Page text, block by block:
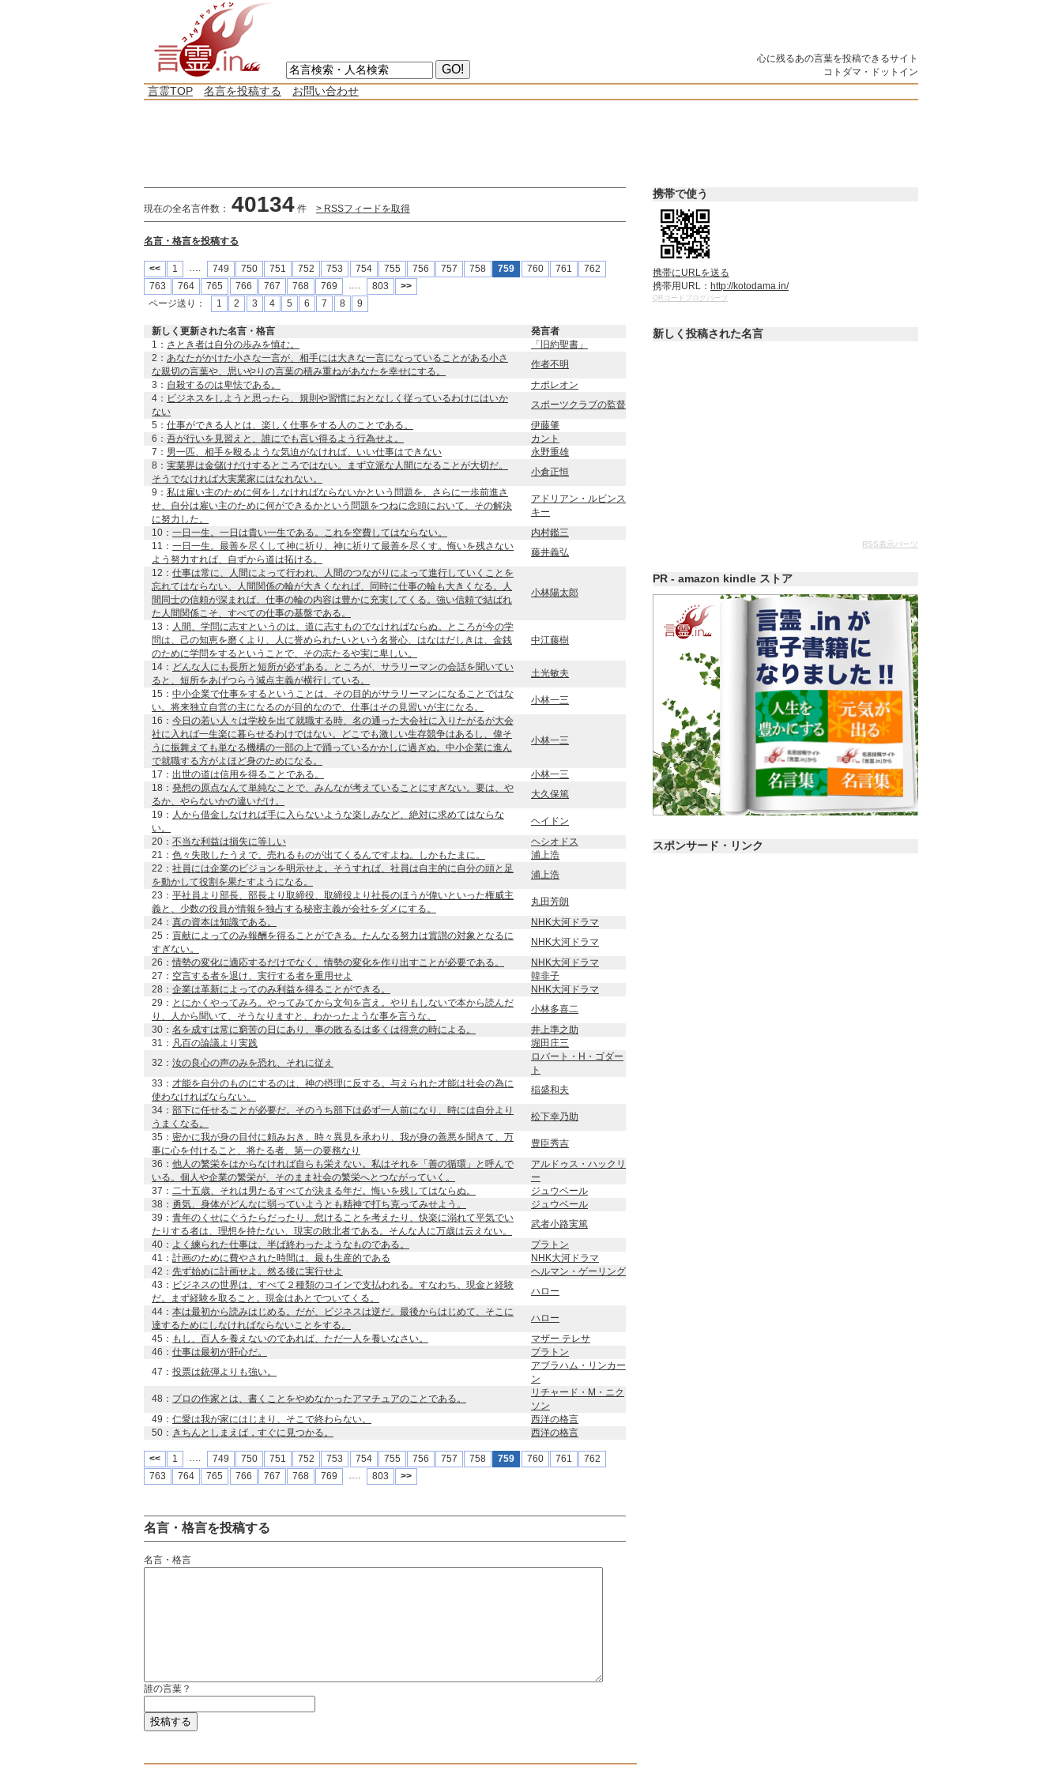
心に残るあの言葉を投稿できるサイト
コトダマ・ドットイン
言霊TOP 名言を投稿する お問い合わせ
現在の全名言件数： 40134 件 > RSSフィードを取得
名言・格言を投稿する
<< 1 …. 749 750 751 752 753 754 755 756 757 758 759 760 761
762
763
764 765 766 767 768 769 …. 803
>>
ページ送り：
1 2 3 4 5 6 7 8 9
新しく更新された名言・格言
発言者
1： さとき者は自分の歩みを慎む。
「旧約聖書」
2： あなたがかけた小さな一言が、相手には大きな一言になっていることがある小さ
な親切の言葉や、思いやりの言葉の積み重ねがあなたを幸せにする。
作者不明
3： 自殺するのは卑怯である。
ナポレオン
4： ビジネスをしようと思ったら、規則や習慣におとなしく従っているわけにはいか
ない
スポーツクラブの監督
5： 仕事ができる人とは、楽しく仕事をする人のことである。
伊藤肇
6： 吾が行いを見習えと、誰にでも言い得るよう行為せよ。
カント
7： 男一匹、相手を殴るような気迫がなければ、いい仕事はできない
永野重雄
8： 実業界は金儲けだけするところではない。まず立派な人間になることが大切だ。
そうでなければ大実業家にはなれない。
小倉正恒
9： 私は雇い主のために何をしなければならないかという問題を、さらに一歩前進さ
せ、自分は雇い主のために何ができるかという問題をつねに念頭において、その解決
に努力した。
アドリアン・ルビンス
キー
10： 一日一生。一日は貴い一生である。これを空費してはならない。
内村鑑三
11： 一日一生。最善を尽くして神に祈り、神に祈りて最善を尽くす。悔いを残さない
よう努力すれば、自ずから道は拓ける。
藤井義弘
12： 仕事は常に、人間によって行われ、人間のつながりによって進行していくことを
忘れてはならない。人間関係の輪が大きくなれば、同時に仕事の輪も大きくなる。人
間同士の信頼が深まれば、仕事の輪の内容は豊かに充実してくる。強い信頼で結ばれ
た人間関係こそ、すべての仕事の基盤である。
小林陽太郎
13： 人間、学問に志すというのは、道に志すものでなければならぬ。ところが今の学
問は、己の知恵を磨くより、人に誉められたいという名誉心、はなはだしきは、金銭
のために学問をするということで、その志たるや実に卑しい。
中江藤樹
14： どんな人にも長所と短所が必ずある。ところが、サラリーマンの会話を聞いてい
ると、短所をあげつらう減点主義が横行している。
土光敏夫
15： 中小企業で仕事をするということは、その目的がサラリーマンになることではな
い。将来独立自営の主になるのが目的なので、仕事はその見習いが主になる。
小林一三
16： 今日の若い人々は学校を出て就職する時、名の通った大会社に入りたがるが大会
社に入れば一生楽に暮らせるわけではない。どこでも激しい生存競争はあるし、偉そ
うに振舞えても単なる機構の一部の上で踊っているかかしに過ぎぬ。中小企業に進ん
で就職する方がよほど身のためになる。
小林一三
17： 出世の道は信用を得ることである。
小林一三
18： 発想の原点なんて単純なことで、みんなが考えていることにすぎない。要は、や
るか、やらないかの違いだけ。
大久保篤
19： 人から借金しなければ手に入らないような楽しみなど、絶対に求めてはならな
い。
ヘイドン
20： 不当な利益は損失に等しい
ヘシオドス
21： 色々失敗したうえで、売れるものが出てくるんですよね。しかもたまに。
浦上浩
22： 社員には企業のビジョンを明示せよ。そうすれば、社員は自主的に自分の頭と足
を動かして役割を果たすようになる。
浦上浩
23： 平社員より部長、部長より取締役、取締役より社長のほうが偉いといった権威主
義と、少数の役員が情報を独占する秘密主義が会社をダメにする。
丸田芳朗
24： 真の資本は知識である。
NHK大河ドラマ
25： 貢献によってのみ報酬を得ることができる。たんなる努力は賞讃の対象となるに
すぎない。
NHK大河ドラマ
26：情勢の変化に適応するだけでなく、情勢の変化を作り出すことが必要である。
NHK大河ドラマ
27： 空言する者を退け、実行する者を重用せよ
韓非子
28： 企業は革新によってのみ利益を得ることができる。
NHK大河ドラマ
29： とにかくやってみろ。やってみてから文句を言え。やりもしないで本から読んだ
り、人から聞いて、そうなりますと、わかったような事を言うな。
小林多喜二
30： 名を成すは常に窮苦の日にあり、事の敗るるは多くは得意の時による。
井上準之助
31： 凡百の論議より実践
堀田庄三
32： 汝の良心の声のみを恐れ、それに従え
ロバート・H・ゴダー
ト
33： 才能を自分のものにするのは、神の摂理に反する。与えられた才能は社会の為に
使わなければならない。
稲盛和夫
34： 部下に任せることが必要だ。そのうち部下は必ず一人前になり、時には自分より
うまくなる。
松下幸乃助
35： 密かに我が身の目付に頼みおき、時々異見を承わり、我が身の善悪を聞きて、万
事に心を付けること、将たる者、第一の要務なり
豊臣秀吉
36： 他人の繁栄をはからなければ自らも栄えない。私はそれを「善の循環」と呼んで
いる。個人や企業の繁栄が、そのまま社会の繁栄へとつながっていく。
アルドゥス・ハックリ
ー
37： 二十五歳、それは男たるすべてが決まる年だ。悔いを残してはならぬ。
ジュウベール
38： 勇気、身体がどんなに弱っていようとも精神で打ち克ってみせよう。
ジュウベール
39： 青年のくせにぐうたらだったり、怠けることを考えたり、快楽に溺れて平気でい
たりする者は、理想を持たない、現実の敗北者である。そんな人に万歳は云えない。
武者小路実篤
40： よく練られた仕事は、半ば終わったようなものである。
プラトン
41： 計画のために費やされた時間は、最も生産的である
NHK大河ドラマ
42： 先ず始めに計画せよ。然る後に実行せよ
ヘルマン・ゲーリング
43： ビジネスの世界は、すべて２種類のコインで支払われる。すなわち、現金と経験
だ。まず経験を取ること。現金はあとでついてくる。
ハロー
44： 本は最初から読みはじめる。だが、ビジネスは逆だ。最後からはじめて、そこに
達するためにしなければならないことをする。
ハロー
45： もし、百人を養えないのであれば、ただ一人を養いなさい。
マザー テレサ
46： 仕事は最初が肝心だ。
プラトン
47： 投票は銃弾よりも強い。
アブラハム・リンカー
ン
48： プロの作家とは、書くことをやめなかったアマチュアのことである。
リチャード・M・ニク
ソン
49： 仁愛は我が家にはじまり、そこで終わらない。
西洋の格言
50： きちんとしまえば，すぐに見つかる。 西洋の格言
<< 1 …. 749 750 751 752 753 754 755 756 757 758 759 760 761
762
763
764 765 766 767 768 769 …. 803 >>
名言・格言を投稿する
名言・格言
誰の言葉？
携帯で使う
携帯にURLを送る
携帯用URL： http://kotodama.in/
QRコードブログパーツ
新しく投稿された名言
RSS表示パーツ
PR - amazon kindle ストア
スポンサード・リンク